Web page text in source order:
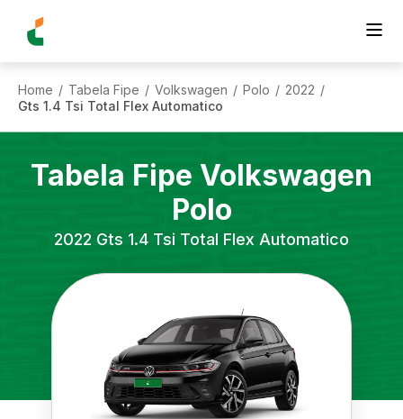
Home / Tabela Fipe / Volkswagen / Polo / 2022 /
Gts 1.4 Tsi Total Flex Automatico
Tabela Fipe Volkswagen
Polo
2022 Gts 1.4 Tsi Total Flex Automatico